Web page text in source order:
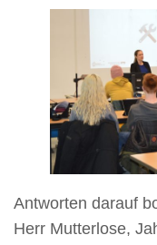
Antworten darauf
Herr Mutterlose,